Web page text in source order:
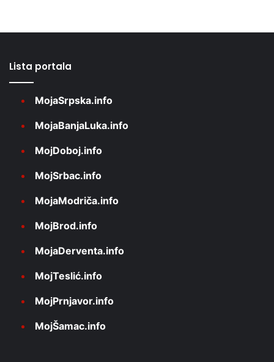
Lista portala
MojaSrpska.info
MojaBanjaLuka.info
MojDoboj.info
MojSrbac.info
MojaModriča.info
MojBrod.info
MojaDerventa.info
MojTeslić.info
MojPrnjavor.info
MojŠamac.info